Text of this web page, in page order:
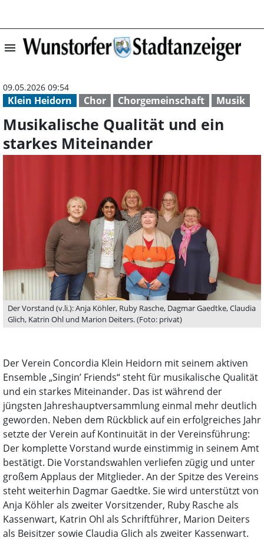
menu Musikalische
Klein Heidorn Chor Chorgemeinschaft Musik
09.05.2026 09:54
Musikalische Qualität und ein
starkes Miteinander
Der Vorstand (v.li.): Anja Köhler, Ruby Rasche, Dagmar Gaedtke, Claudia
Glich, Katrin Ohl und Marion Deiters. (Foto: privat)
Der Verein Concordia Klein Heidorn mit seinem aktiven
Ensemble „Singin’ Friends“ steht für musikalische Qualität
und ein starkes Miteinander. Das ist während der
jüngsten Jahreshauptversammlung einmal mehr deutlich
geworden. Neben dem Rückblick auf ein erfolgreiches Jahr
setzte der Verein auf Kontinuität in der Vereinsführung:
Der komplette Vorstand wurde einstimmig in seinem Amt
bestätigt. Die Vorstandswahlen verliefen zügig und unter
großem Applaus der Mitglieder. An der Spitze des Vereins
steht weiterhin Dagmar Gaedtke. Sie wird unterstützt von
Anja Köhler als zweiter Vorsitzender, Ruby Rasche als
Kassenwart, Katrin Ohl als Schriftführer, Marion Deiters
als Beisitzer sowie Claudia Glich als zweiter Kassenwart.